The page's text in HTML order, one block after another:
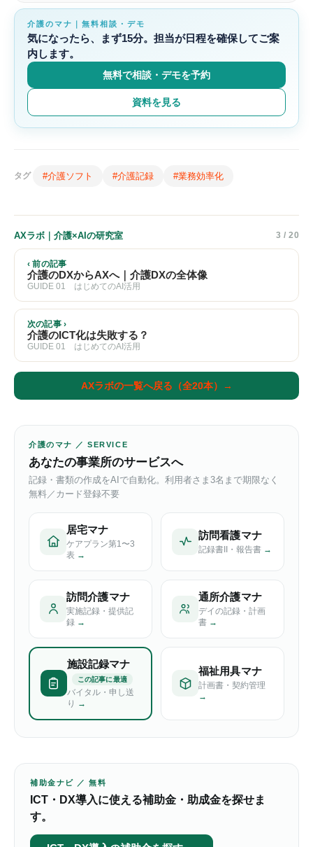
介護のマナ｜無料相談・デモ
気になったら、まず15分。担当が日程を確保してご案
内します。
無料で相談・デモを予約
資料を見る
タグ #介護ソフト #介護記録 #業務効率化
AXラボ｜介護×AIの研究室 3 / 20
‹ 前の記事
介護のDXからAXへ｜介護DXの全体像
GUIDE 01 はじめてのAI活用
次の記事 ›
介護のICT化は失敗する？
GUIDE 01 はじめてのAI活用
AXラボの一覧へ戻る（全20本）→
介護のマナ ／ SERVICE
あなたの事業所のサービスへ
記録・書類の作成をAIで自動化。利用者さま3名まで期限なく
無料／カード登録不要
居宅マナ
ケアプラン第1〜3
表 →
訪問看護マナ
記録書II・報告書 →
訪問介護マナ
実施記録・提供記
録 →
通所介護マナ
デイの記録・計画
書 →
施設記録マナ
この記事に最適
バイタル・申し送
り →
福祉用具マナ
計画書・契約管理
→
補助金ナビ ／ 無料
ICT・DX導入に使える補助金・助成金を探せま
す。